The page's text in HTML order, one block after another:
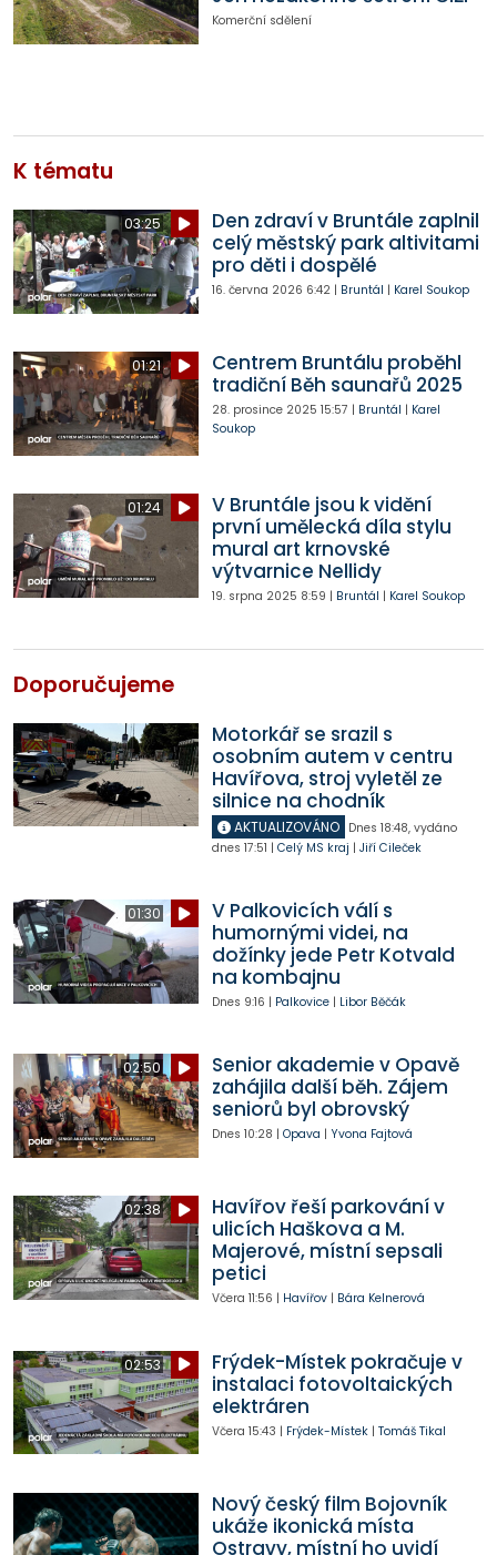
Komerční sdělení
K tématu
03:25
Den zdraví v Bruntále zaplnil
celý městský park altivitami
pro děti i dospělé
16. června 2026 6:42| Bruntál | Karel Soukop
01:21
Centrem Bruntálu proběhl
tradiční Běh saunařů 2025
28. prosince 2025 15:57 | Bruntál | Karel
Soukop
01:24
V Bruntále jsou k vidění
první umělecká díla stylu
mural art krnovské
výtvarnice Nellidy
19. srpna 2025 8:59 | Bruntál | Karel Soukop
Doporučujeme
Motorkář se srazil s
osobním autem v centru
Havířova, stroj vyletěl ze
silnice na chodník
AKTUALIZOVÁNO Dnes 18:48, vydáno
dnes 17:51 | Celý MS kraj | Jiří Cileček
01:30
V Palkovicích válí s
humornými videi, na
dožínky jede Petr Kotvald
na kombajnu
Dnes 9:16 | Palkovice| Libor Běčák
02:50
Senior akademie v Opavě
zahájila další běh. Zájem
seniorů byl obrovský
Dnes 10:28 | Opava | Yvona Fajtová
02:38
Havířov řeší parkování v
ulicích Haškova a M.
Majerové, místní sepsali
petici
Včera 11:56 | Havířov| Bára Kelnerová
02:53
Frýdek-Místek pokračuje v
instalaci fotovoltaických
elektráren
Včera 15:43 | Frýdek-Místek| Tomáš Tikal
Nový český film Bojovník
ukáže ikonická místa
Ostravy, místní ho uvidí